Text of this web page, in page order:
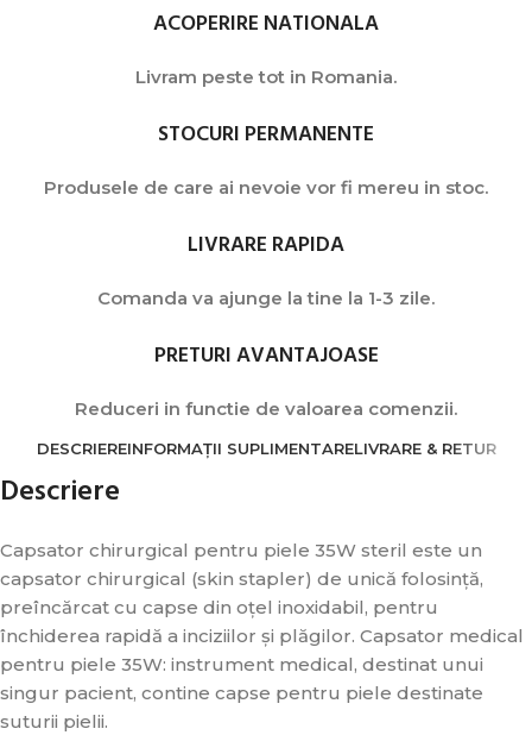
ACOPERIRE NATIONALA
Livram peste tot in Romania.
STOCURI PERMANENTE
Produsele de care ai nevoie vor fi mereu in stoc.
LIVRARE RAPIDA
Comanda va ajunge la tine la 1-3 zile.
PRETURI AVANTAJOASE
Reduceri in functie de valoarea comenzii.
DESCRIEREINFORMAȚII SUPLIMENTARELIVRARE & RETUR
Descriere
Capsator chirurgical pentru piele 35W steril este un
capsator chirurgical (skin stapler) de unică folosință,
preîncărcat cu capse din oțel inoxidabil, pentru
închiderea rapidă a inciziilor și plăgilor. Capsator medical
pentru piele 35W: instrument medical, destinat unui
singur pacient, contine capse pentru piele destinate
suturii pielii.